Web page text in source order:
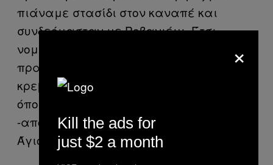
πιάναμε στασίδι στον καναπέ και
συνδεόμασταν με Ροβανιέμι. Έτσι
νομίζαμε δηλαδή, γιατί στην
πραγματικότητα συνδεόμασταν με την
κρεβατοκάμαρα των γονιών μου, απ’
όπου ο πατέρας μου έκανε
-αποτυχημένα, σκέφτομαι τώρα πια- τον
Άγιο Βασίλη.
×
Kill the ads for
just $2 a month